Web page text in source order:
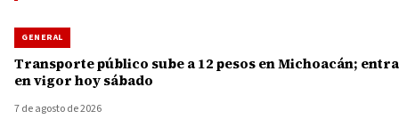
GENERAL
Transporte público sube a 12 pesos en Michoacán; entra
en vigor hoy sábado
7 de agosto de 2026